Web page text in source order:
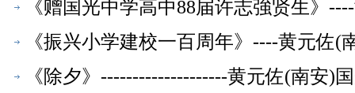
《赠国光中学高中88届许志強贤生》
《振兴小学建校一百周年》----黄元佐
《除夕》--------------------黄元佐(南安)